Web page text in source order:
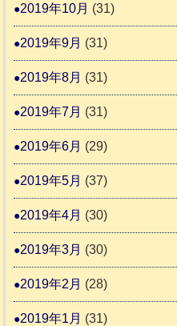
2019年10月 (31)
2019年9月 (31)
2019年8月 (31)
2019年7月 (31)
2019年6月 (29)
2019年5月 (37)
2019年4月 (30)
2019年3月 (30)
2019年2月 (28)
2019年1月 (31)